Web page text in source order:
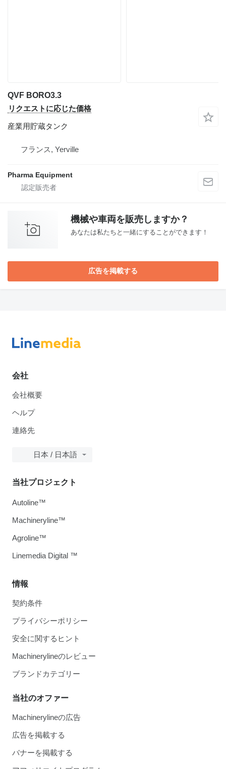
QVF BORO3.3
リクエストに応じた価格
産業用貯蔵タンク
フランス, Yerville
Pharma Equipment
機械や車両を販売しますか？
あなたは私たちと一緒にすることができます！
広告を掲載する
会社
会社概要
ヘルプ
連絡先
日本 / 日本語
情報
契約条件
プライバシーポリシー
安全に関するヒント
Machinerylineのレビュー
ブランドカテゴリー
当社のオファー
Machinerylineの広告
広告を掲載する
バナーを掲載する
当社プロジェクト
Autoline™
Machineryline™
Agroline™
Linemedia Digital ™